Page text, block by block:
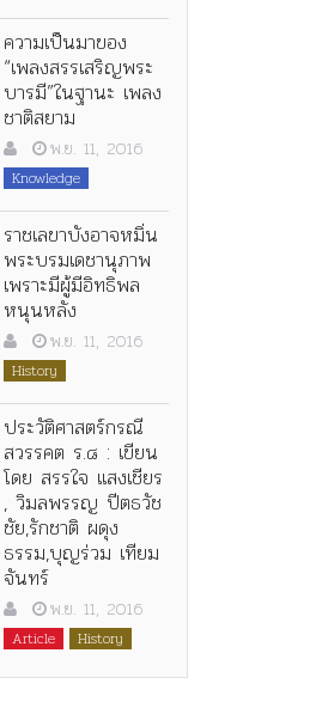
ความเป็นมาของ
“เพลงสรรเสริญพระ
บารมี”ในฐานะ เพลง
ชาติสยาม
พ.ย. 11, 2016
Knowledge
ราชเลขาบังอาจหมิ่น
พระบรมเดชานุภาพ
เพราะมีผู้มีอิทธิพล
หนุนหลัง
พ.ย. 11, 2016
History
ประวัติศาสตร์กรณี
สวรรคต ร.๘ : เขียน
โดย สรรใจ แสงเชียร
, วิมลพรรญ ปีตธวัช
ชัย,รักชาติ ผดุง
ธรรม,บุญร่วม เทียม
จันทร์
พ.ย. 11, 2016
Article History